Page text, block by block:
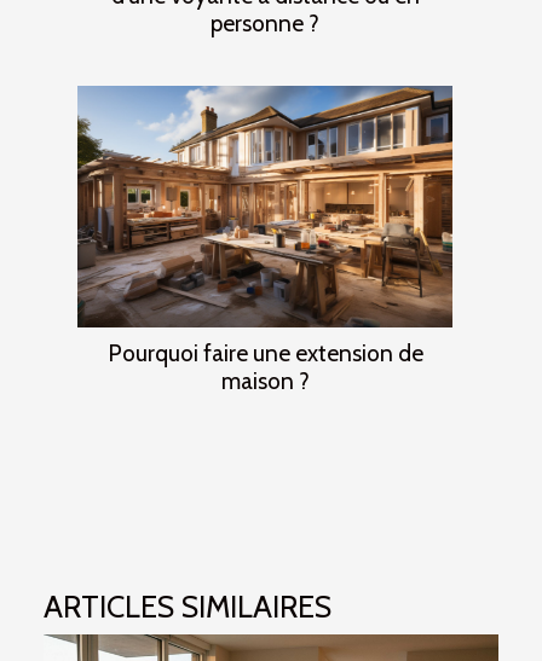
personne ?
Pourquoi faire une extension de
maison ?
ARTICLES SIMILAIRES